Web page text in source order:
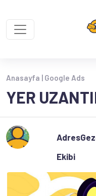
Anasayfa | Google Ads
YER
Ekibi